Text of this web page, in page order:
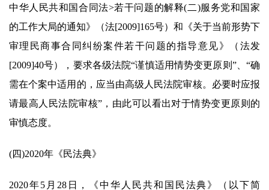
中华人民共和国合同法>若干问题的解释(二)服务党和国家
的工作大局的通知》（法[2009]165号）和《关于当前形势下
审理民商事合同纠纷案件若干问题的指导意见》（法发
[2009]40号），要求各级法院“谨慎适用情势变更原则”、“确
需在个案中适用的，应当由高级人民法院审核。必要时应报
请最高人民法院审核”，由此可以看出对于情势变更原则的
审慎态度。
(四)2020年《民法典》
2020年5月28日，《中华人民共和国民法典》（以下简